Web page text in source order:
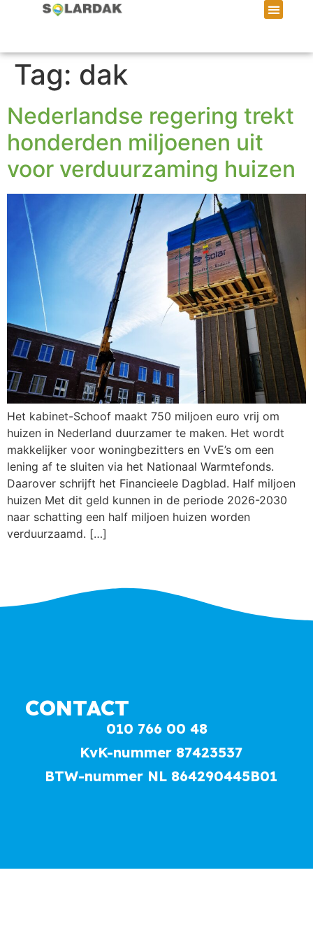
Tag: dak
Nederlandse regering trekt
honderden miljoenen uit
voor verduurzaming huizen
Het kabinet-Schoof maakt 750 miljoen euro vrij om
huizen in Nederland duurzamer te maken. Het wordt
makkelijker voor woningbezitters en VvE’s om een
lening af te sluiten via het Nationaal Warmtefonds.
Daarover schrijft het Financieele Dagblad. Half miljoen
huizen Met dit geld kunnen in de periode 2026-2030
naar schatting een half miljoen huizen worden
verduurzaamd. […]
CONTACT
010 766 00 48
KvK-nummer 87423537
BTW-nummer NL 864290445B01